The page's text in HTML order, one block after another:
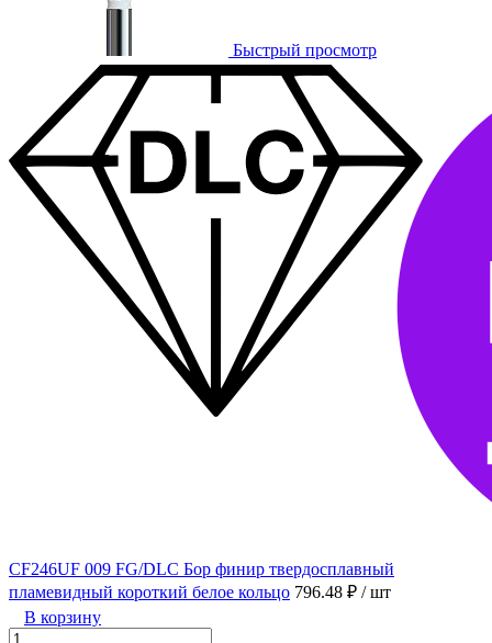
Быстрый просмотр
CF246UF 009 FG/DLC Бор финир твердосплавный
пламевидный короткий белое кольцо 796.48 ₽ / шт
В корзину